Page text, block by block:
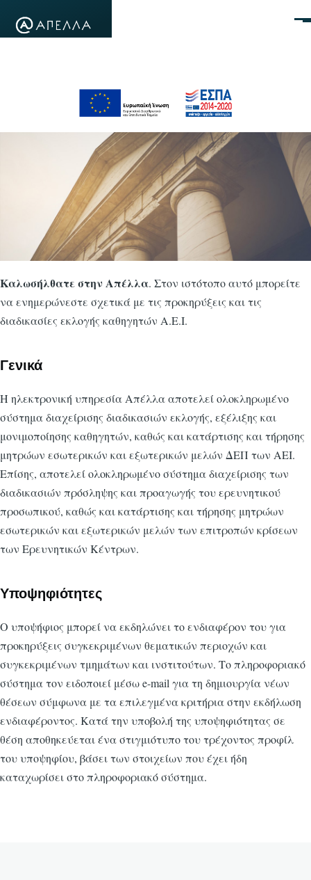
Καλωσήλθατε στην Απέλλα. Στον ιστότοπο αυτό μπορείτε
να ενημερώνεστε σχετικά με τις προκηρύξεις και τις
διαδικασίες εκλογής καθηγητών Α.Ε.Ι.
Γενικά
Η ηλεκτρονική υπηρεσία Απέλλα αποτελεί ολοκληρωμένο
σύστημα διαχείρισης διαδικασιών εκλογής, εξέλιξης και
μονιμοποίησης καθηγητών, καθώς και κατάρτισης και τήρησης
μητρώων εσωτερικών και εξωτερικών μελών ΔΕΠ των ΑΕΙ.
Επίσης, αποτελεί ολοκληρωμένο σύστημα διαχείρισης των
διαδικασιών πρόσληψης και προαγωγής του ερευνητικού
προσωπικού, καθώς και κατάρτισης και τήρησης μητρώων
εσωτερικών και εξωτερικών μελών των επιτροπών κρίσεων
των Ερευνητικών Κέντρων.
Υποψηφιότητες
Ο υποψήφιος μπορεί να εκδηλώνει το ενδιαφέρον του για
προκηρύξεις συγκεκριμένων θεματικών περιοχών και
συγκεκριμένων τμημάτων και ινστιτούτων. Το πληροφοριακό
σύστημα τον ειδοποιεί μέσω e-mail για τη δημιουργία νέων
θέσεων σύμφωνα με τα επιλεγμένα κριτήρια στην εκδήλωση
ενδιαφέροντος. Κατά την υποβολή της υποψηφιότητας σε
θέση αποθηκεύεται ένα στιγμιότυπο του τρέχοντος προφίλ
του υποψηφίου, βάσει των στοιχείων που έχει ήδη
καταχωρίσει στο πληροφοριακό σύστημα.